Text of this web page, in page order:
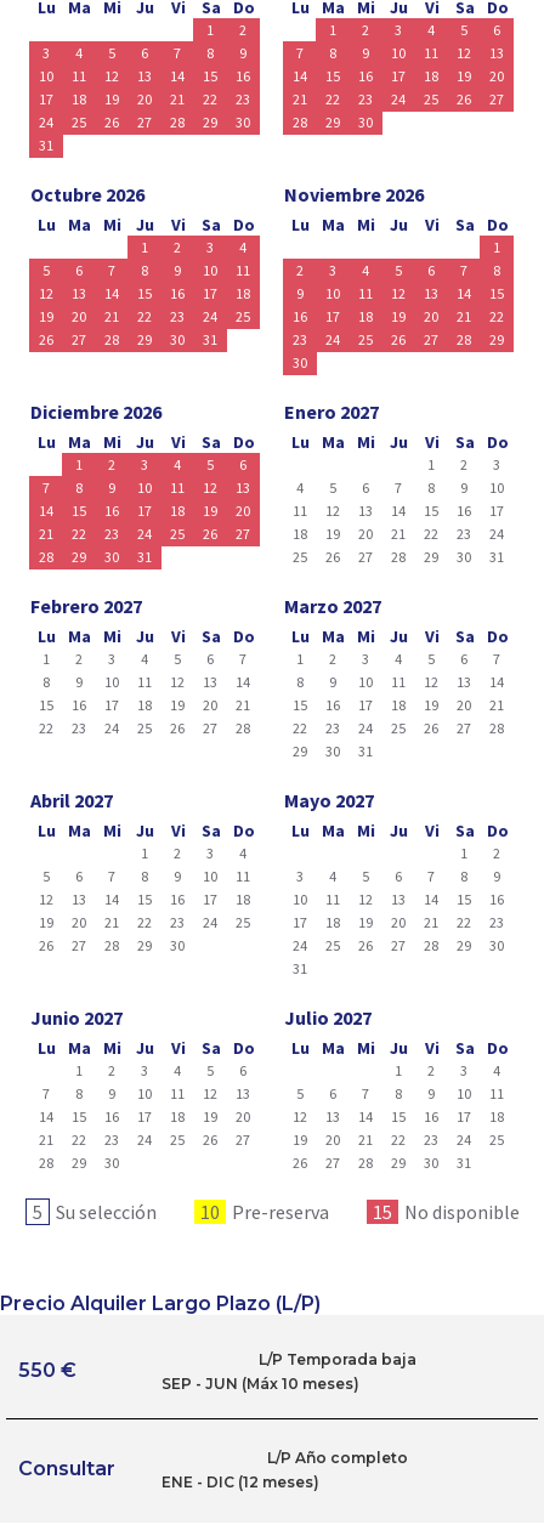
Lu Ma Mi Ju Vi Sa Do
1
2
3
4 5 6 7 8
9
10
11 12 13 14 15
16
17
18 19 20 21 22
23
24
25 26 27 28 29
30
31
Lu Ma Mi Ju Vi Sa Do
1 2 3 4 5
6
7
8 9 10 11 12
13
14
15 16 17 18 19
20
21
22 23 24 25 26
27
28
29 30
Octubre 2026
Lu Ma Mi Ju Vi Sa Do
1 2 3
4
5
6 7 8 9 10
11
12
13 14 15 16 17
18
19
20 21 22 23 24
25
26
27 28 29 30 31
Noviembre 2026
Lu Ma Mi Ju Vi Sa Do
1
2
3 4 5 6 7
8
9
10 11 12 13 14
15
16
17 18 19 20 21
22
23
24 25 26 27 28
29
30
Diciembre 2026
Lu Ma Mi Ju Vi Sa Do
1 2 3 4 5
6
7
8 9 10 11 12
13
14
15 16 17 18 19
20
21
22 23 24 25 26
27
28
29 30 31
Enero 2027
Lu Ma Mi Ju Vi Sa Do
1 2
3
4
5 6 7 8 9
10
11
12 13 14 15 16
17
18
19 20 21 22 23
24
25
26 27 28 29 30 31
Febrero 2027
Lu Ma Mi Ju Vi Sa Do
1 2 3 4 5 6
7
8
9 10 11 12 13
14
15
16 17 18 19 20
21
22
23 24 25 26 27 28
Marzo 2027
Lu Ma Mi Ju Vi Sa Do
1 2 3 4 5 6
7
8
9 10 11 12 13
14
15
16 17 18 19 20
21
22
23 24 25 26 27
28
29
30 31
Abril 2027
Lu Ma Mi Ju Vi Sa Do
1 2 3
4
5
6 7 8 9 10
11
12
13 14 15 16 17
18
19
20 21 22 23 24
25
26
27 28 29 30
Mayo 2027
Lu Ma Mi Ju Vi Sa Do
1
2
3
4 5 6 7 8
9
10
11 12 13 14 15
16
17
18 19 20 21 22
23
24
25 26 27 28 29
30
31
Junio 2027
Lu Ma Mi Ju Vi Sa Do
1 2 3 4 5
6
7
8 9 10 11 12
13
14
15 16 17 18 19
20
21
22 23 24 25 26
27
28
29 30
Julio 2027
Lu Ma Mi Ju Vi Sa Do
1 2 3
4
5
6 7 8 9 10
11
12
13 14 15 16 17
18
19
20 21 22 23 24
25
26
27 28 29 30 31
5 Su selección 10 Pre-reserva 15 No disponible
Precio Alquiler Largo Plazo (L/P)
550 €
L/P Temporada baja
SEP - JUN (Máx 10 meses)
Consultar
L/P Año completo
ENE - DIC (12 meses)